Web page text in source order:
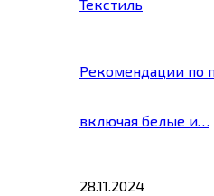
Текстиль
Рекомендации по
включая белые и…
28.11.2024